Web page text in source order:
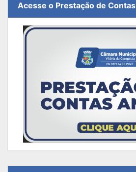
Acesse o Prestação de Contas